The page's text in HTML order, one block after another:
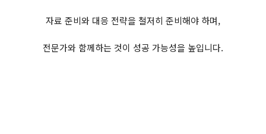
자료 준비와 대응 전략을 철저히 준비해야 하며,
전문가와 함께하는 것이 성공 가능성을 높입니다.